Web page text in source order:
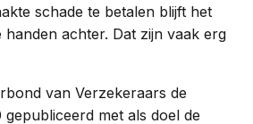
schade te betalen blijft het
achter. Dat zijn vaak erg
van Verzekeraars de
met als doel de